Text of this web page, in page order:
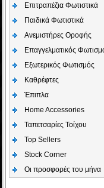
Επιτραπέζια Φωτιστικά
Παιδικά Φωτιστικά
Aνεμιστήρες Οροφής
Επαγγελματικός
Εξωτερικός Φωτισμός
Καθρέφτες
Έπιπλα
Home Accessories
Ταπετσαρίες Τοίχου
Top Sellers
Stock Corner
Οι προσφορές του μήνα